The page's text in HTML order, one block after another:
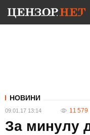
НОВИНИ
09.01.17 13:14 11 579
За минулу